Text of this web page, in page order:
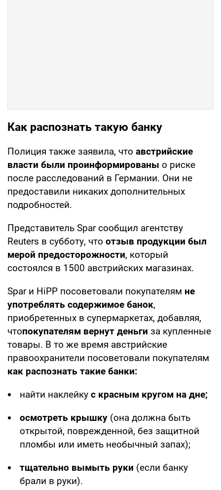
Как распознать такую банку
Полиция также заявила, что австрийские
власти были проинформированы о риске
после расследований в Германии. Они не
предоставили никаких дополнительных
подробностей.
Представитель Spar сообщил агентству
Reuters в субботу, что отзыв продукции был
мерой предосторожности, который
состоялся в 1500 австрийских магазинах.
Spar и HiPP посоветовали покупателям не
употреблять содержимое банок,
приобретенных в супермаркетах, добавляя,
чтопокупателям вернут деньги за купленные
товары. В то же время австрийские
правоохранители посоветовали покупателям
как распознать такие банки:
найти наклейку с красным кругом на дне;
осмотреть крышку (она должна быть
открытой, поврежденной, без защитной
пломбы или иметь необычный запах);
тщательно вымыть руки (если банку
брали в руки).